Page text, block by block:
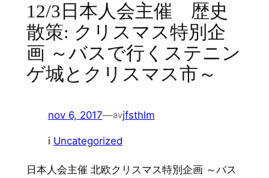
12/3日本人会主催 歴史
散策: クリスマス特別企
画 ～バスで行くステニン
ゲ城とクリスマス市～
nov 6, 2017—avjfsthlm
i Uncategorized
日本人会主催 北欧クリスマス特別企画 ～バス